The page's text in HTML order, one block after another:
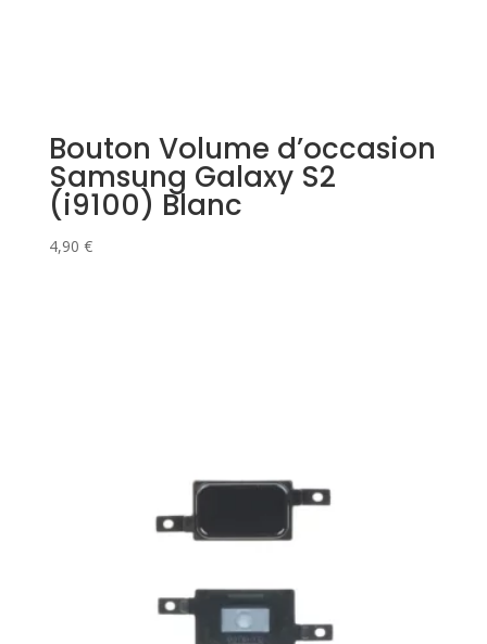
Bouton Volume d’occasion
Samsung Galaxy S2
(i9100) Blanc
4,90 €